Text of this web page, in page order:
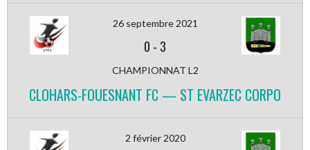
26 septembre 2021
0 - 3
CHAMPIONNAT L2
CLOHARS-FOUESNANT FC — ST EVARZEC CORPO
2 février 2020